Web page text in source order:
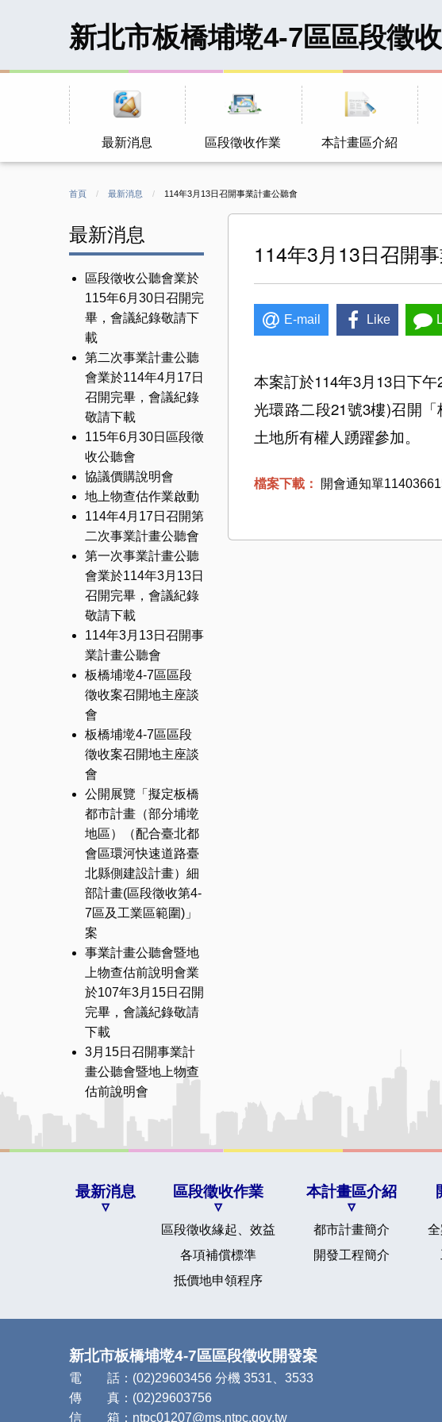
新北市板橋埔墘4-7區區段徵
最新消息 區段徵收作業 本計畫區介紹
首頁 最新消息 CURRENT:
114年3月13日召開事業計畫公聽會
最新消息
區段徵收公聽會業於
115年6月30日召開完
畢，會議紀錄敬請下
載
第二次事業計畫公聽
會業於114年4月17日
召開完畢，會議紀錄
敬請下載
115年6月30日區段徵
收公聽會
協議價購說明會
地上物查估作業啟動
114年4月17日召開第
二次事業計畫公聽會
第一次事業計畫公聽
會業於114年3月13日
召開完畢，會議紀錄
敬請下載
114年3月13日召開事
業計畫公聽會
板橋埔墘4-7區區段
徵收案召開地主座談
會
板橋埔墘4-7區區段
徵收案召開地主座談
會
公開展覽「擬定板橋
都市計畫（部分埔墘
地區）（配合臺北都
會區環河快速道路臺
北縣側建設計畫）細
部計畫(區段徵收第4-
7區及工業區範圍)」
案
事業計畫公聽會暨地
上物查估前說明會業
於107年3月15日召開
完畢，會議紀錄敬請
下載
3月15日召開事業計
畫公聽會暨地上物查
估前說明會
114年3月13日召開
E-mail Like
本案訂於114年3月13日下
光環路二段21號3樓)召開
土地所有權人踴躍參加。
檔案下載： 開會通知單
最新消息 區段徵收作業
區段徵收緣起、效益
各項補償標準
抵價地申領程序
本計畫區介紹
都市計畫簡介
開發工程簡介
新北市板橋埔墘4-7區區段徵收開發案
電 話：(02)29603456 分機 3531、3533
傳 真：(02)29603756
信 箱： ntpc01207@ms.ntpc.gov.tw